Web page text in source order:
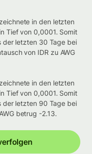
in den letzten
Tief von 0,0001. Somit
der letzten 30 Tage bei
von IDR zu AWG
in den letzten
Tief von 0,0001. Somit
der letzten 90 Tage bei
betrug -2.13.